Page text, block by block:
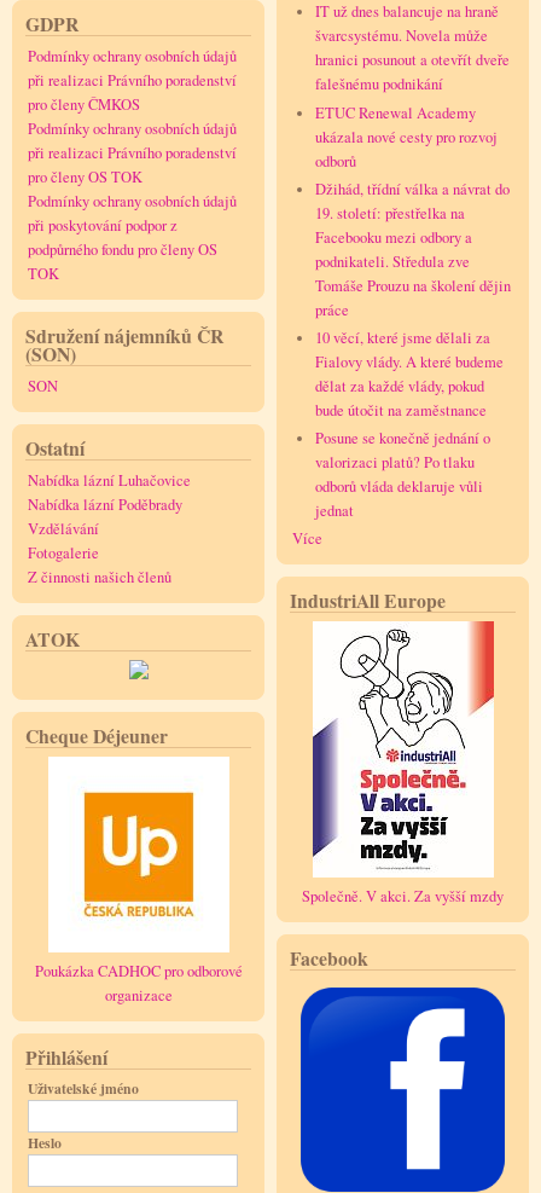
GDPR
Podmínky ochrany osobních údajů
při realizaci Právního poradenství
pro členy ČMKOS
Podmínky ochrany osobních údajů
při realizaci Právního poradenství
pro členy OS TOK
Podmínky ochrany osobních údajů
při poskytování podpor z
podpůrného fondu pro členy OS
TOK
Sdružení nájemníků ČR
(SON)
SON
Ostatní
Nabídka lázní Luhačovice
Nabídka lázní Poděbrady
Vzdělávání
Fotogalerie
Z činnosti našich členů
ATOK
Cheque Déjeuner
Poukázka CADHOC pro odborové
organizace
Přihlášení
Uživatelské jméno
Heslo
IT už dnes balancuje na hraně
švarcsystému. Novela může
hranici posunout a otevřít dveře
falešnému podnikání
ETUC Renewal Academy
ukázala nové cesty pro rozvoj
odborů
Džihád, třídní válka a návrat do
19. století: přestřelka na
Facebooku mezi odbory a
podnikateli. Středula zve
Tomáše Prouzu na školení dějin
práce
10 věcí, které jsme dělali za
Fialovy vlády. A které budeme
dělat za každé vlády, pokud
bude útočit na zaměstnance
Posune se konečně jednání o
valorizaci platů? Po tlaku
odborů vláda deklaruje vůli
jednat
Více
IndustriAll Europe
Společně. V akci. Za vyšší mzdy
Facebook